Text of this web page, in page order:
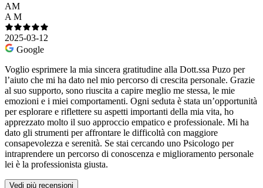
AM
A M
2025-03-12
Google
Voglio esprimere la mia sincera gratitudine alla Dott.ssa Puzo per
l’aiuto che mi ha dato nel mio percorso di crescita personale. Grazie
al suo supporto, sono riuscita a capire meglio me stessa, le mie
emozioni e i miei comportamenti. Ogni seduta è stata un’opportunità
per esplorare e riflettere su aspetti importanti della mia vita, ho
apprezzato molto il suo approccio empatico e professionale. Mi ha
dato gli strumenti per affrontare le difficoltà con maggiore
consapevolezza e serenità. Se stai cercando uno Psicologo per
intraprendere un percorso di conoscenza e miglioramento personale
lei è la professionista giusta.
Vedi più recensioni